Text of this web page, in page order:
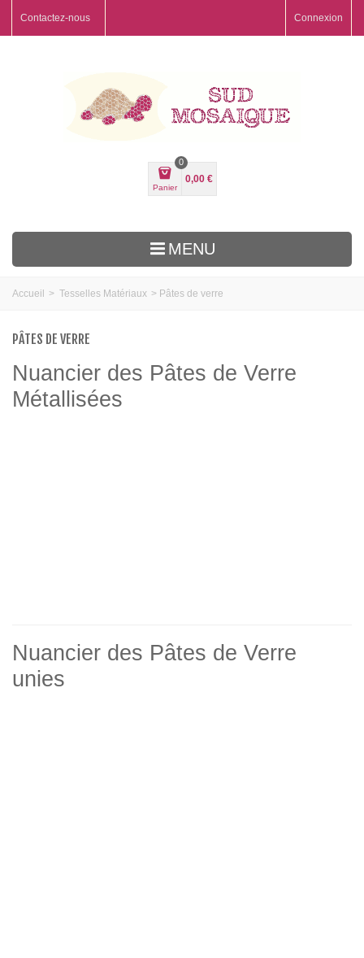
Contactez-nous Connexion
Panier
0
0,00 €
MENU
Accueil > Tesselles Matériaux > Pâtes de verre
PÂTES DE VERRE
Nuancier des Pâtes de Verre
Métallisées
Nuancier des Pâtes de Verre
unies